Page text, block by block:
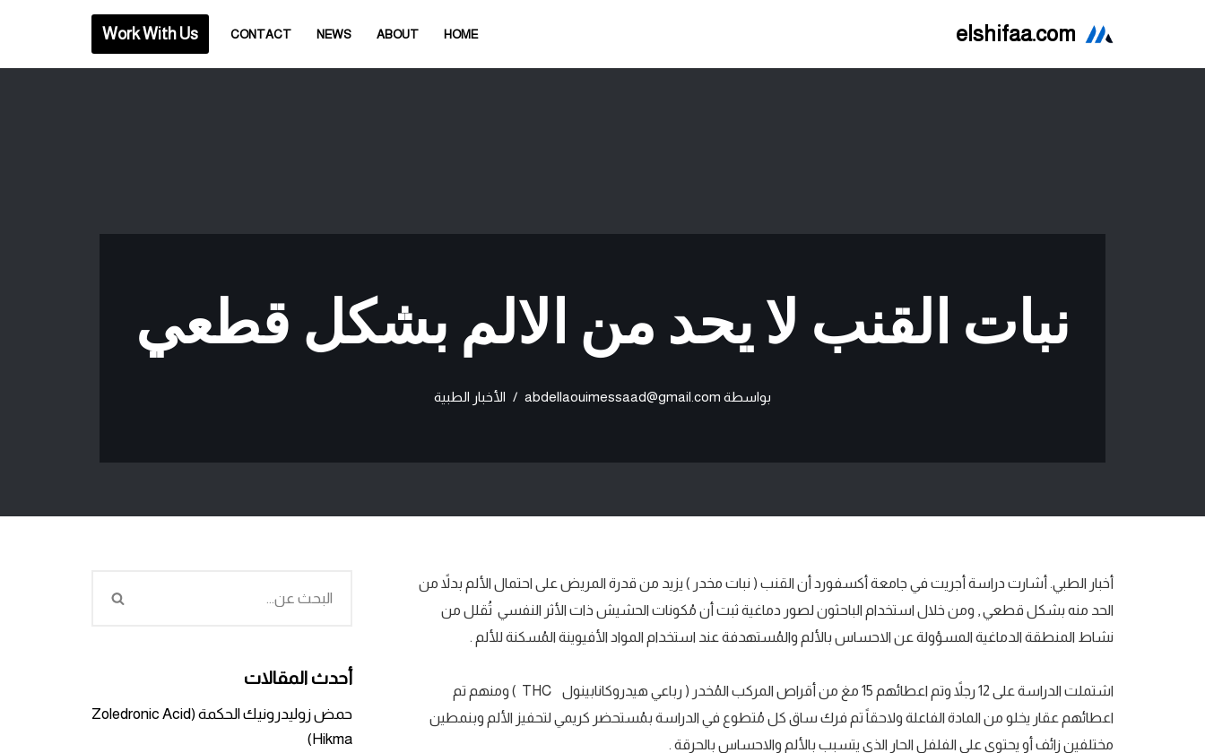
elshifaa.com
HOME
ABOUT
NEWS
CONTACT
Work With Us
نبات القنب لا يحد من الالم بشكل قطعي
بواسطة abdellaouimessaad@gmail.com الأخبار الطبية
أخبار الطبي. أشارت دراسة أجريت في جامعة أكسفورد أن القنب ( نبات مخدر ) يزيد من قدرة المريض على احتمال الألم بدلاً من
الحد منه بشكل قطعي , ومن خلال استخدام الباحثون لصور دماغية ثبت أن مُكونات الحشيش ذات الأثر النفسي تُقلل من
نشاط المنطقة الدماغية المسؤولة عن الاحساس بالألم والمُستهدفة عند استخدام المواد الأفيوينة المُسكنة للألم .
اشتملت الدراسة على 12 رجلاً وتم اعطائهم 15 مغ من أقراص المركب المُخدر ( رباعي هيدروكانابينول THC ) ومنهم تم
اعطائهم عقار يخلو من المادة الفاعلة ولاحقاً تم فرك ساق كل مُتطوع في الدراسة بمُستحضر كريمي لتحفيز الألم وبنمطين
مختلفين زائف أو يحتوي على الفلفل الحار الذي يتسبب بالألم والاحساس بالحرقة .
أحدث المقالات
حمض زوليدرونيك الحكمة (Zoledronic Acid
Hikma)